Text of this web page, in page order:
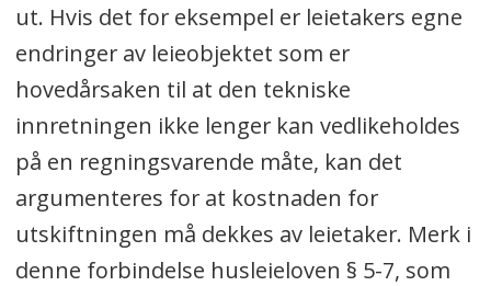
ut. Hvis det for eksempel er leietakers egne
endringer av leieobjektet som er
hovedårsaken til at den tekniske
innretningen ikke lenger kan vedlikeholdes
på en regningsvarende måte, kan det
argumenteres for at kostnaden for
utskiftningen må dekkes av leietaker. Merk i
denne forbindelse husleieloven § 5-7, som